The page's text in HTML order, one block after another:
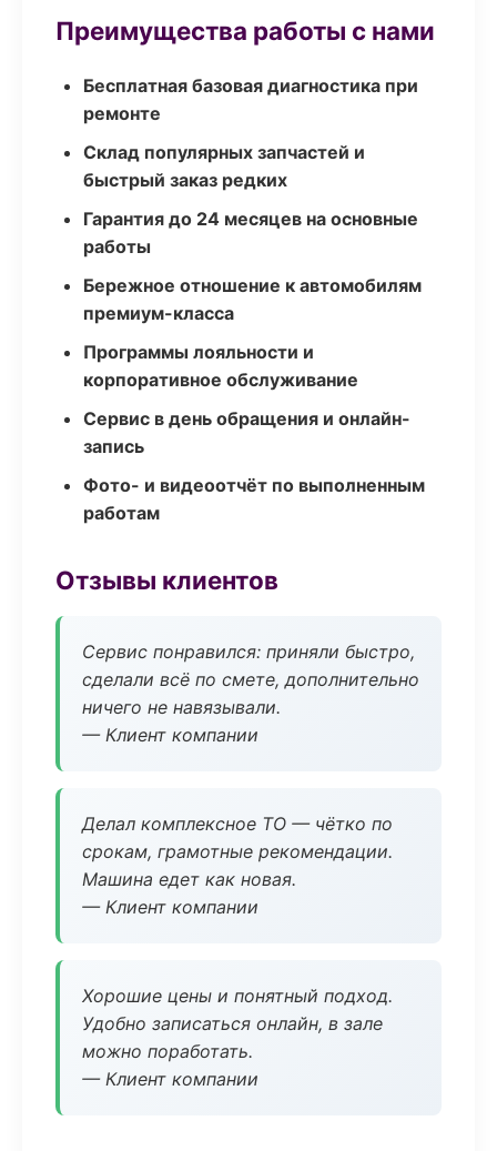
Преимущества работы с нами
Бесплатная базовая диагностика при
ремонте
Склад популярных запчастей и
быстрый заказ редких
Гарантия до 24 месяцев на основные
работы
Бережное отношение к автомобилям
премиум-класса
Программы лояльности и
корпоративное обслуживание
Сервис в день обращения и онлайн-
запись
Фото- и видеоотчёт по выполненным
работам
Отзывы клиентов
Сервис понравился: приняли быстро,
сделали всё по смете, дополнительно
ничего не навязывали.
— Клиент компании
Делал комплексное ТО — чётко по
срокам, грамотные рекомендации.
Машина едет как новая.
— Клиент компании
Хорошие цены и понятный подход.
Удобно записаться онлайн, в зале
можно поработать.
— Клиент компании